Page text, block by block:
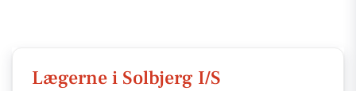
Lægerne i Solbjerg I/S